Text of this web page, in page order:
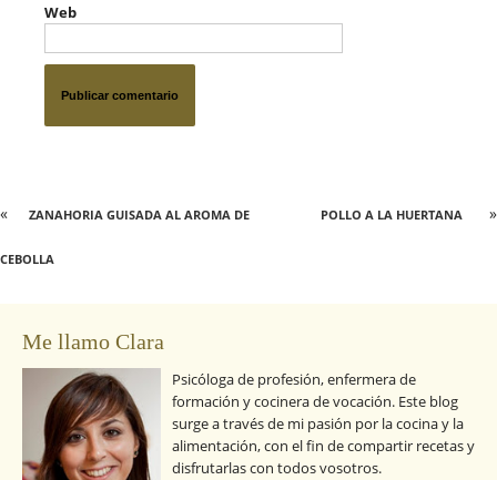
Web
POLLO A LA HUERTANA »
« ZANAHORIA GUISADA AL AROMA DE
CEBOLLA
Me llamo Clara
Psicóloga de profesión, enfermera de
formación y cocinera de vocación. Este blog
surge a través de mi pasión por la cocina y la
alimentación, con el fin de compartir recetas y
disfrutarlas con todos vosotros.